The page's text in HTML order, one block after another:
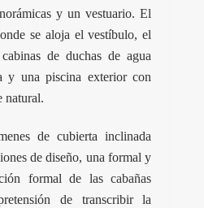
y un vestuario. El
se aloja el vestíbulo, el
de duchas de agua
y una piscina exterior con
natural.
de cubierta inclinada
de diseño, una formal y
formal de lascabañas
de transcribir la